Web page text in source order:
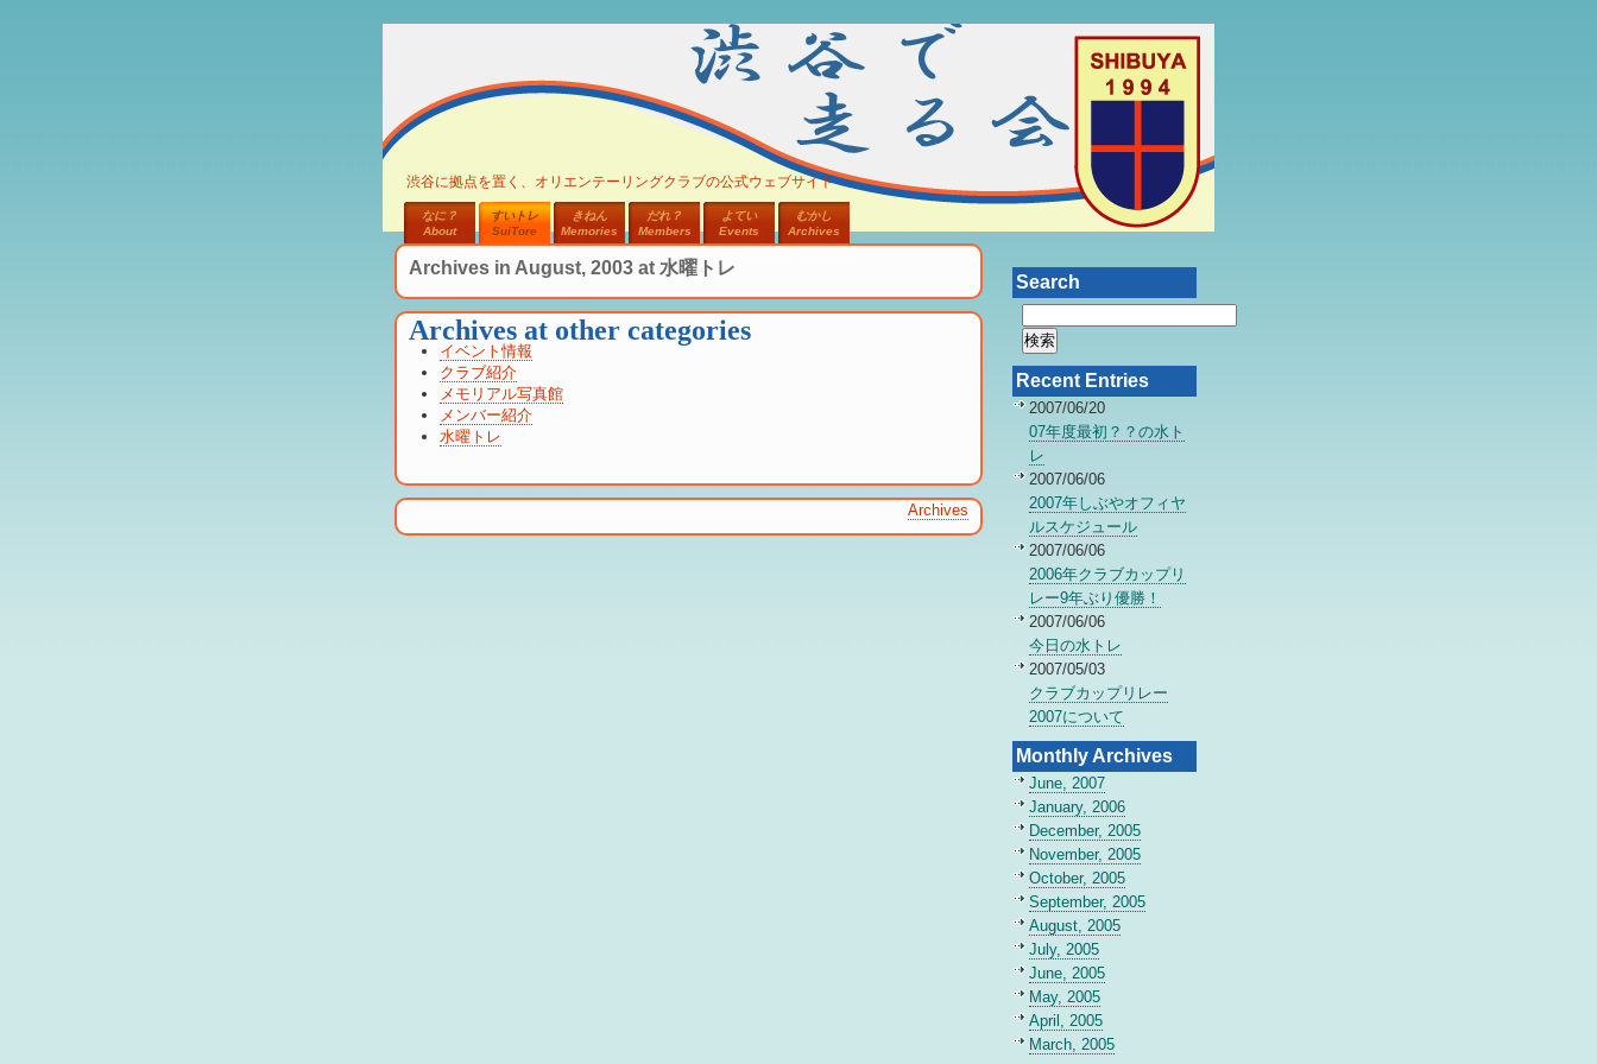
渋谷に拠点を置く、オリエンテーリングクラブの公式ウェブサイト
なに？
About
すいトレ
SuiTore
きねん
Memories
だれ？
Members
よてい
Events
むかし
Archives
Archives in August, 2003 at 水曜トレ
Archives at other categories
イベント情報
クラブ紹介
メモリアル写真館
メンバー紹介
水曜トレ
Archives
Search
Recent Entries
2007/06/20
07年度最初？？の水ト
レ
2007/06/06
2007年しぶやオフィヤ
ルスケジュール
2007/06/06
2006年クラブカップリ
レー9年ぶり優勝！
2007/06/06
今日の水トレ
2007/05/03
クラブカップリレー
2007について
Monthly Archives
June, 2007
January, 2006
December, 2005
November, 2005
October, 2005
September, 2005
August, 2005
July, 2005
June, 2005
May, 2005
April, 2005
March, 2005